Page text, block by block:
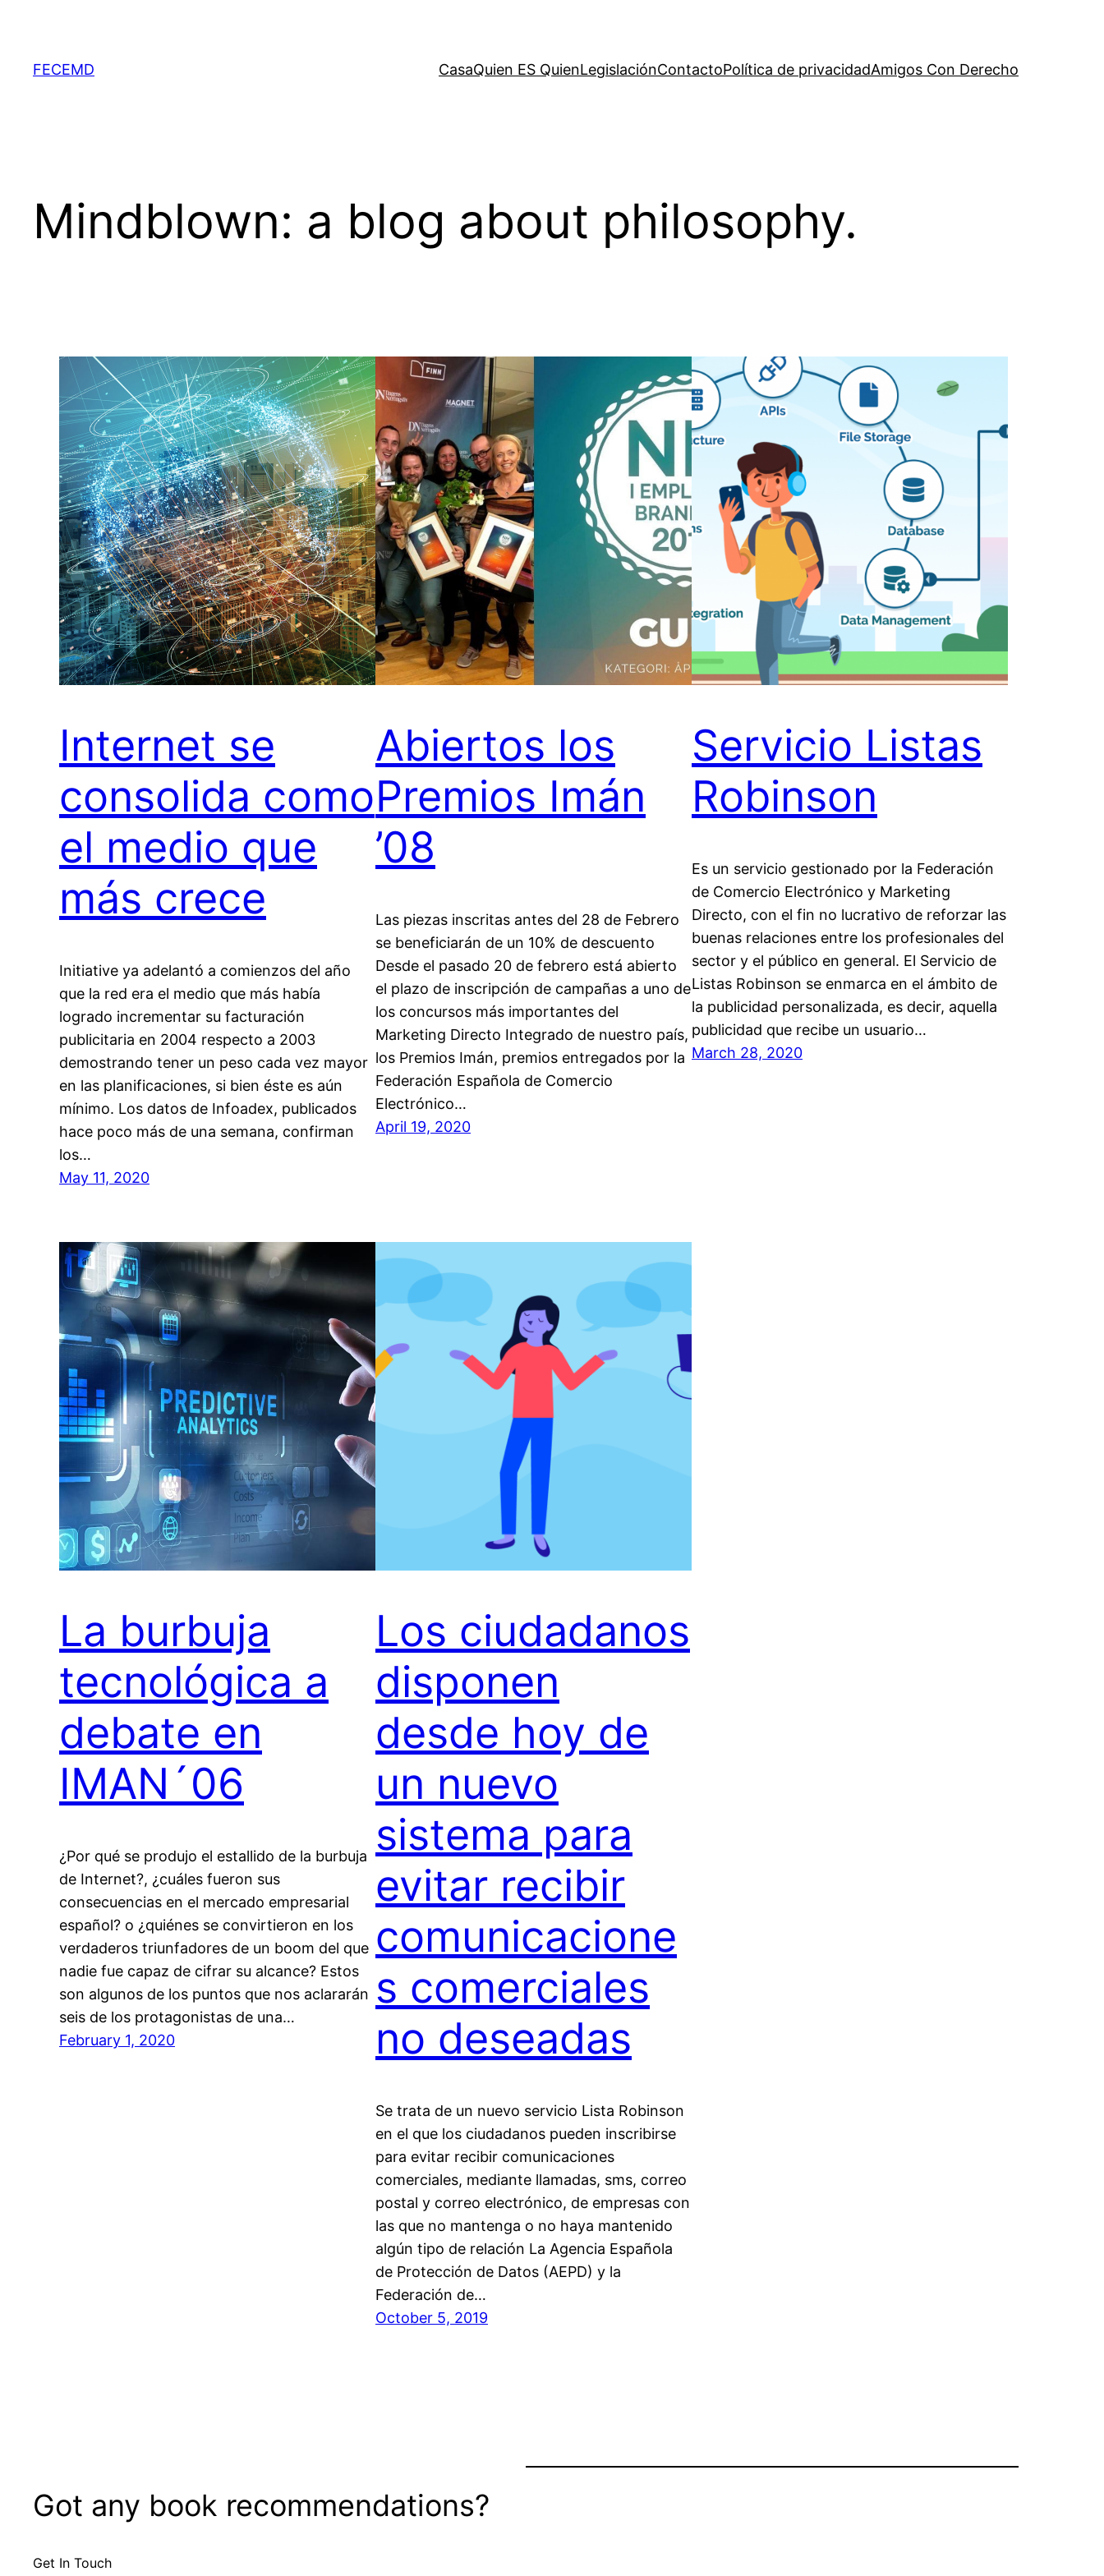
content
FECEMD CasaQuien ES QuienLegislaciónContactoPolítica de privacidadAmigos Con Derecho
Mindblown: a blog about philosophy.
Internet se
consolida como
el medio que
más crece
Initiative ya adelantó a comienzos del año
que la red era el medio que más había
logrado incrementar su facturación
publicitaria en 2004 respecto a 2003
demostrando tener un peso cada vez mayor
en las planificaciones, si bien éste es aún
mínimo. Los datos de Infoadex, publicados
hace poco más de una semana, confirman
los…
May 11, 2020
Abiertos los
Premios Imán
’08
Las piezas inscritas antes del 28 de Febrero
se beneficiarán de un 10% de descuento
Desde el pasado 20 de febrero está abierto
el plazo de inscripción de campañas a uno de
los concursos más importantes del
Marketing Directo Integrado de nuestro país,
los Premios Imán, premios entregados por la
Federación Española de Comercio
Electrónico…
April 19, 2020
Servicio Listas
Robinson
Es un servicio gestionado por la Federación
de Comercio Electrónico y Marketing
Directo, con el fin no lucrativo de reforzar las
buenas relaciones entre los profesionales del
sector y el público en general. El Servicio de
Listas Robinson se enmarca en el ámbito de
la publicidad personalizada, es decir, aquella
publicidad que recibe un usuario…
March 28, 2020
La burbuja
tecnológica a
debate en
IMAN´06
¿Por qué se produjo el estallido de la burbuja
de Internet?, ¿cuáles fueron sus
consecuencias en el mercado empresarial
español? o ¿quiénes se convirtieron en los
verdaderos triunfadores de un boom del que
nadie fue capaz de cifrar su alcance? Estos
son algunos de los puntos que nos aclararán
seis de los protagonistas de una…
February 1, 2020
Los ciudadanos
disponen
desde hoy de
un nuevo
sistema para
evitar recibir
comunicacione
s comerciales
no deseadas
Se trata de un nuevo servicio Lista Robinson
en el que los ciudadanos pueden inscribirse
para evitar recibir comunicaciones
comerciales, mediante llamadas, sms, correo
postal y correo electrónico, de empresas con
las que no mantenga o no haya mantenido
algún tipo de relación La Agencia Española
de Protección de Datos (AEPD) y la
Federación de…
October 5, 2019
Got any book recommendations?
Get In Touch